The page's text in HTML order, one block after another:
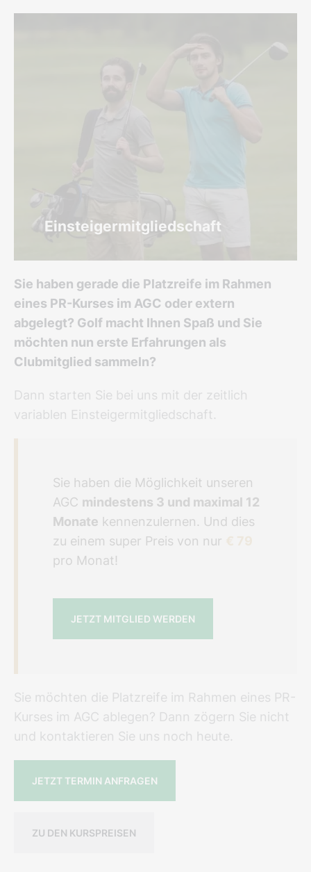
Einsteigermitgliedschaft
Sie haben gerade die Platzreife im Rahmen
eines PR-Kurses im AGC oder extern
abgelegt? Golf macht Ihnen Spaß und Sie
möchten nun erste Erfahrungen als
Clubmitglied sammeln?
Dann starten Sie bei uns mit der zeitlich
variablen Einsteigermitgliedschaft.
Sie haben die Möglichkeit unseren
AGC mindestens 3 und maximal 12
Monate kennenzulernen. Und dies
zu einem super Preis von nur
pro Monat!
JETZT MITGLIED WERDEN
Sie möchten die Platzreife im Rahmen eines PR-
Kurses im AGC ablegen? Dann zögern Sie nicht
und kontaktieren Sie uns noch heute.
JETZT TERMIN ANFRAGEN
ZU DEN KURSPREISEN